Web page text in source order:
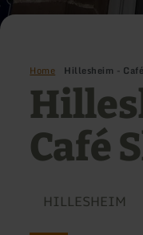
Home Hillesheim -
Café
HILLESHEIM